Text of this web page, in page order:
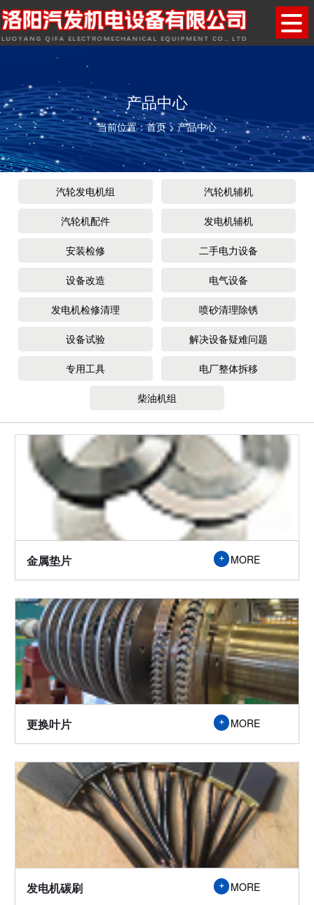
产品中心
当前位置：首页>产品中心
汽轮发电机组 汽轮机辅机
汽轮机配件 发电机辅机
安装检修 二手电力设备
设备改造 电气设备
发电机检修清理 喷砂清理除锈
设备试验 解决设备疑难问题
专用工具 电厂整体拆移
柴油机组
金属垫片 MORE
更换叶片 MORE
发电机碳刷 MORE